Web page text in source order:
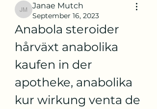
Janae Mutch
Janae Mutch
September 16, 2023
Anabola steroider
hårväxt anabolika
kaufen in der
apotheke, anabolika
kur wirkung venta de